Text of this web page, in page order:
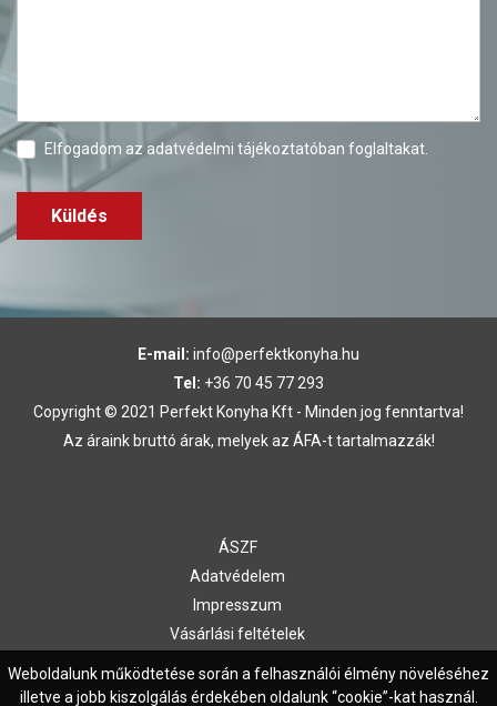
Elfogadom az adatvédelmi tájékoztatóban foglaltakat.
Küldés
E-mail: info@perfektkonyha.hu
Tel: +36 70 45 77 293
Copyright © 2021 Perfekt Konyha Kft - Minden jog fenntartva!
Az áraink bruttó árak, melyek az ÁFA-t tartalmazzák!
ÁSZF
Adatvédelem
Impresszum
Vásárlási feltételek
Kapcsolat
Weboldalunk működtetése során a felhasználói élmény növeléséhez
illetve a jobb kiszolgálás érdekében oldalunk “cookie”-kat használ.